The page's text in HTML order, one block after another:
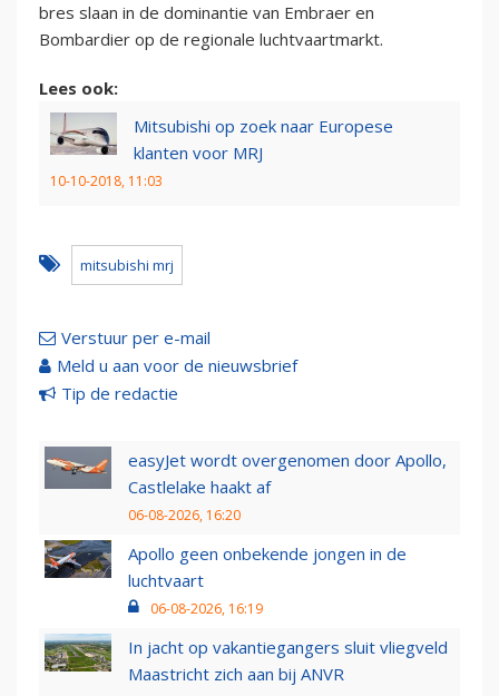
bres slaan in de dominantie van Embraer en
Bombardier op de regionale luchtvaartmarkt.
Lees ook:
Mitsubishi op zoek naar Europese
klanten voor MRJ
10-10-2018, 11:03
mitsubishi mrj
Verstuur per e-mail
Meld u aan voor de nieuwsbrief
Tip de redactie
easyJet wordt overgenomen door Apollo,
Castlelake haakt af
06-08-2026, 16:20
Apollo geen onbekende jongen in de
luchtvaart
06-08-2026, 16:19
In jacht op vakantiegangers sluit vliegveld
Maastricht zich aan bij ANVR